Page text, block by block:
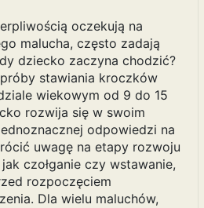
oczekują na
malucha, często zadają
dziecko zaczyna chodzić?
stawiania kroczków
wiekowym od 9 do 15
rozwija się w swoim
odpowiedzi na
uwagę na etapy rozwoju
czołganie czy wstawanie,
rozpoczęciem
Dla wielu maluchów,